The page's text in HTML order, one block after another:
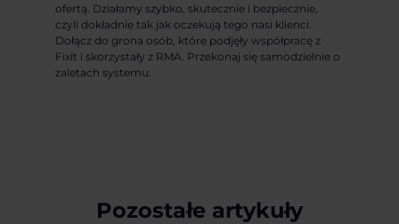
ofertą. Działamy szybko, skutecznie i bezpiecznie,
czyli dokładnie tak jak oczekują tego nasi klienci.
Dołącz do grona osób, które podjęły współpracę z
Fixit i skorzystały z RMA. Przekonaj się samodzielnie o
zaletach systemu.
Pozostałe artykuły